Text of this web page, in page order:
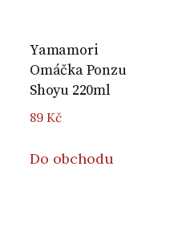
Yamamori
Omáčka Ponzu
Shoyu 220ml
89 Kč
Do obchodu